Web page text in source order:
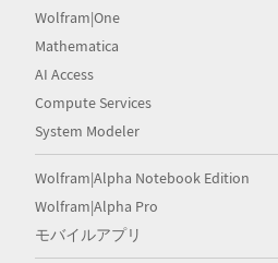
Wolfram|One
Mathematica
AI Access
Compute Services
System Modeler
Wolfram|Alpha Notebook Edition
Wolfram|Alpha Pro
モバイルアプリ